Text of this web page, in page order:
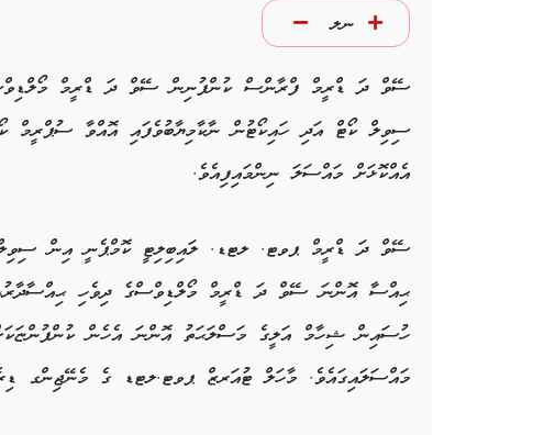
ނލ
ސޭވް ދަ ޑްރީމް ފްރާންސް ކުންފުނިން ސޭވް ދަ ޑްރީމް
ސިވިލް ކޯޓް އަދި ހައިކޯޓުން ނާކާމިޔާބުވެފައި އޮއްވާ
އެއްކޮޅަށް މައްސަލަ ނިންމައިފިއެވެ.
ޙިއްސާ އޮންނަ ސޭވް ދަ ޑްރީމް މޯލްޑިވްސްގެ ދިވެހި
މައްސަލައިގައެވެ. މާހަލް ޓުއަރޒް ޕވޓ.ލޓޑ ގެ މެނޭޖިންގ